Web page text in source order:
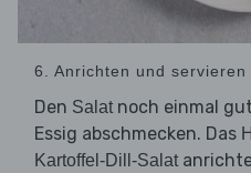
6. Anrichten und servieren
Den Salatnoch einmal
Essig abschmecken. Das
Kartoffel-Dill-Salat